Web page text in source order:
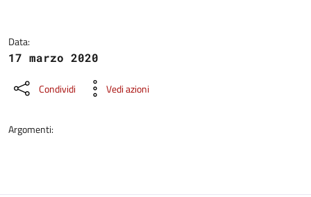
Data:
17 marzo 2020
Condividi Vedi azioni
Argomenti: